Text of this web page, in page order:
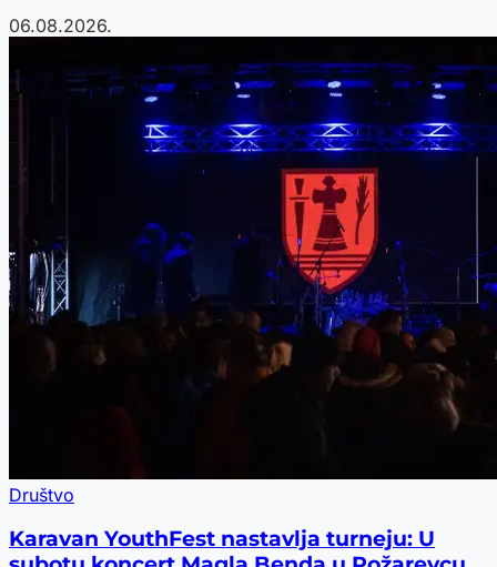
06.08.2026.
Društvo
Karavan YouthFest nastavlja turneju: U